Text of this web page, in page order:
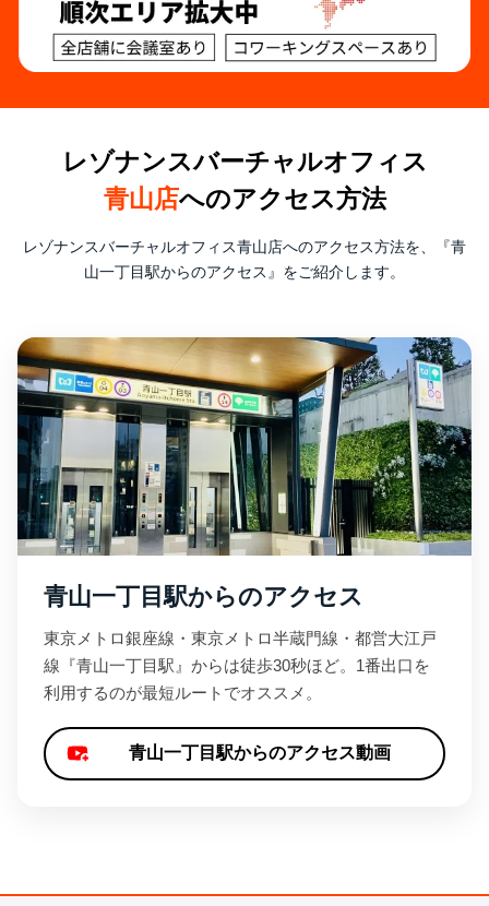
レゾナンスバーチャルオフィス
青山店へのアクセス方法
レゾナンスバーチャルオフィス青山店へのアクセス方法を、『青
山一丁目駅からのアクセス』をご紹介します。
青山一丁目駅からのアクセス
東京メトロ銀座線・東京メトロ半蔵門線・都営大江戸
線『青山一丁目駅』からは徒歩30秒ほど。1番出口を
利用するのが最短ルートでオススメ。
青山一丁目駅からのアクセス動画